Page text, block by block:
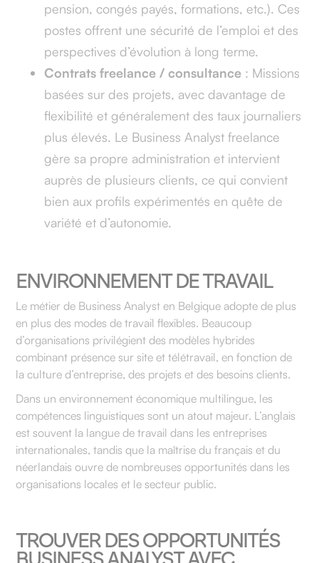
pension, congés payés, formations, etc.). Ces
postes offrent une sécurité de l’emploi et des
perspectives d’évolution à long terme.
Contrats freelance / consultance : Missions
basées sur des projets, avec davantage de
flexibilité et généralement des taux journaliers
plus élevés. Le Business Analyst freelance
gère sa propre administration et intervient
auprès de plusieurs clients, ce qui convient
bien aux profils expérimentés en quête de
variété et d’autonomie.
ENVIRONNEMENT DE TRAVAIL
Le métier de Business Analyst en Belgique adopte de plus
en plus des modes de travail flexibles. Beaucoup
d’organisations privilégient des modèles hybrides
combinant présence sur site et télétravail, en fonction de
la culture d’entreprise, des projets et des besoins clients.
Dans un environnement économique multilingue, les
compétences linguistiques sont un atout majeur. L’anglais
est souvent la langue de travail dans les entreprises
internationales, tandis que la maîtrise du français et du
néerlandais ouvre de nombreuses opportunités dans les
organisations locales et le secteur public.
TROUVER DES OPPORTUNITÉS